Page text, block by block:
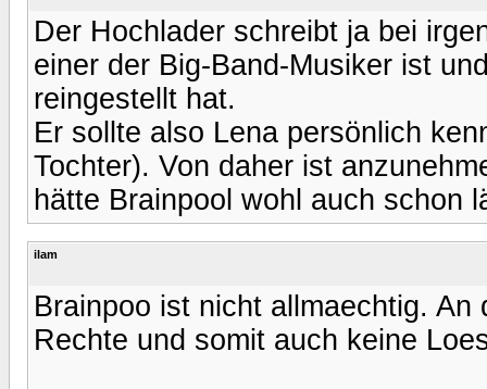
Der Hochlader schreibt ja bei
einer der Big-Band-Musiker ist
reingestellt hat.
Er sollte also Lena persönlich
Tochter). Von daher ist
hätte Brainpool wohl auch schon
ilam
Brainpoo ist nicht allmaechtig.
Rechte und somit auch keine